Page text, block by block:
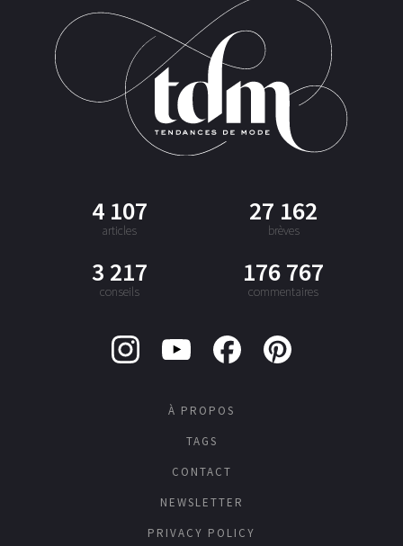
4 107
articles
27 162
brèves
3 217
conseils
176 767
commentaires
À PROPOS
TAGS
CONTACT
NEWSLETTER
PRIVACY POLICY